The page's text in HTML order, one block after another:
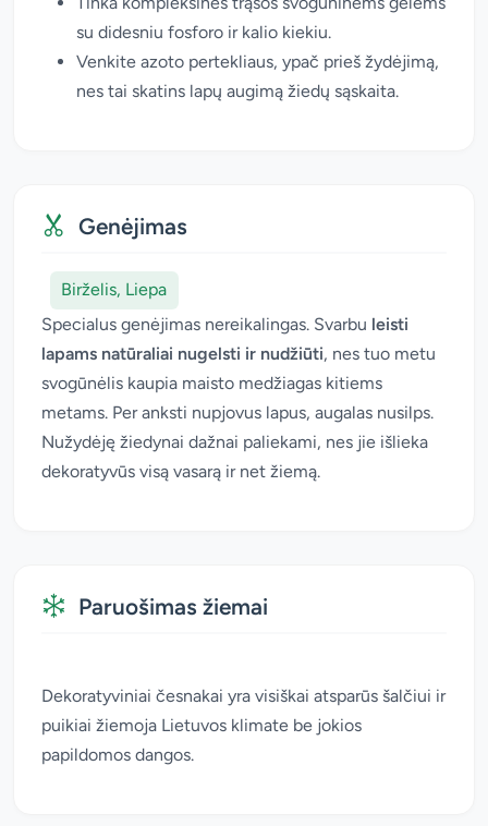
su didesniu fosforo ir kalio kiekiu.
Venkite azoto pertekliaus, ypač prieš žydėjimą,
nes tai skatins lapų augimą žiedų sąskaita.
Genėjimas
Birželis, Liepa
Specialus genėjimas nereikalingas. Svarbu leisti
lapams natūraliai nugelsti ir nudžiūti, nes tuo metu
svogūnėlis kaupia maisto medžiagas kitiems
metams. Per anksti nupjovus lapus, augalas nusilps.
Nužydėję žiedynai dažnai paliekami, nes jie išlieka
dekoratyvūs visą vasarą ir net žiemą.
Paruošimas žiemai
Dekoratyviniai česnakai yra visiškai atsparūs šalčiui ir
puikiai žiemoja Lietuvos klimate be jokios
papildomos dangos.